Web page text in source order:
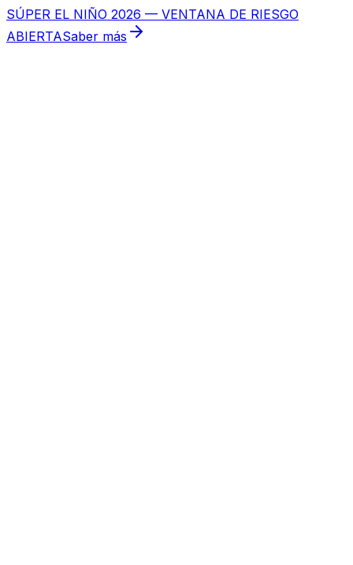
SÚPER EL NIÑO 2026 — VENTANA DE RIESGO
ABIERTASaber más